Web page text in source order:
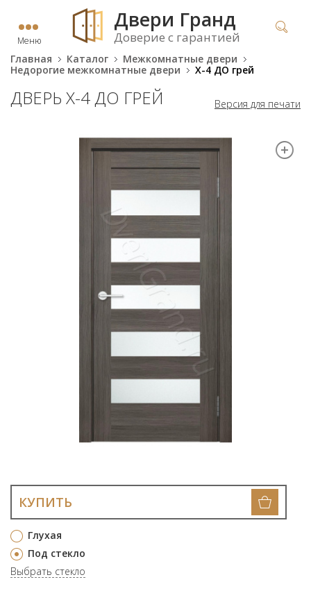
Меню
Двери Гранд
Доверие с гарантией
Главная Каталог
Межкомнатные двери
Недорогие межкомнатные двери
X-4 ДО грей
Версия для печати
ДВЕРЬ X-4 ДО ГРЕЙ
Глухая
Под стекло
Выбрать стекло
КУПИТЬ